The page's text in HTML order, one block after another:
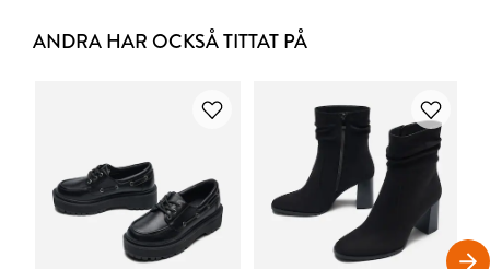
ANDRA HAR OCKSÅ TITTAT PÅ